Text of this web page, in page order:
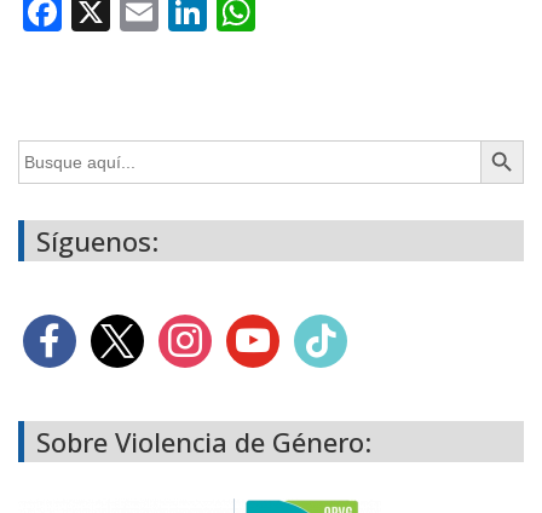
Facebook
X EmailLinkedIn
Buscar: Botón de
Síguenos:
Sobre Violencia de Género: